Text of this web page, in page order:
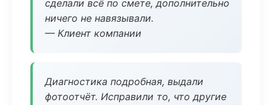
сделали всё по смете, дополнительно
ничего не навязывали.
— Клиент компании
Диагностика подробная, выдали
фотоотчёт. Исправили то, что другие